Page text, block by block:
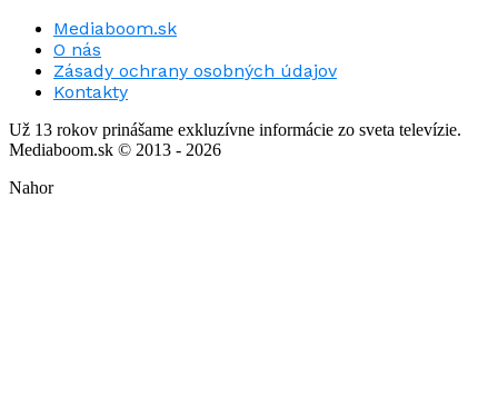
Mediaboom.sk
O nás
Zásady ochrany osobných údajov
Kontakty
Už 13 rokov prinášame exkluzívne informácie zo sveta televízie.
Mediaboom.sk © 2013 - 2026
Nahor